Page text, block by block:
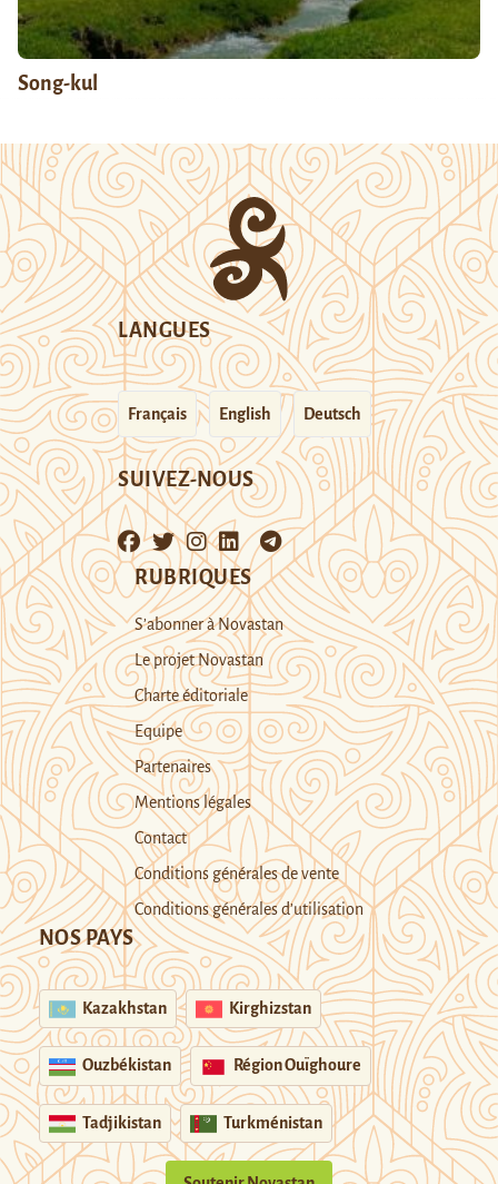
Song-kul
LANGUES
Français English Deutsch
SUIVEZ-NOUS
RUBRIQUES
S’abonner à Novastan
Le projet Novastan
Charte éditoriale
Equipe
Partenaires
Mentions légales
Contact
Conditions générales de vente
Conditions générales d’utilisation
NOS PAYS
Kazakhstan Kirghizstan
Ouzbékistan Région Ouïghoure
Tadjikistan Turkménistan